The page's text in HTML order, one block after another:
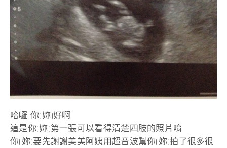
哈囉!你(妳)好啊
這是你(妳)第一張可以看得清楚四肢的照片唷
你(妳)要先謝謝美美阿姨用超音波幫你(妳)拍了很多很